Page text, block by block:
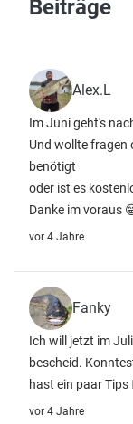
Beiträge
Alex.L
Im Juni geht's
Und wollte fragen
benötigt
oder ist es
Danke im voraus
vor 4 Jahre
Fanky
Ich will jetzt im
bescheid.
hast ein paar Tips
vor 4 Jahre